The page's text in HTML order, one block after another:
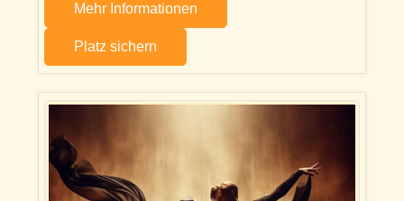
Mehr Informationen
Platz sichern